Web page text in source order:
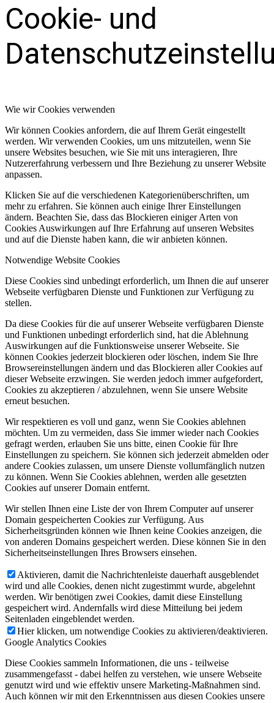
Cookie- und
Wie wir Cookies verwenden
Wir können Cookies anfordern, die auf Ihrem Gerät eingestellt
werden. Wir verwenden Cookies, um uns mitzuteilen, wenn Sie
unsere Websites besuchen, wie Sie mit uns interagieren, Ihre
Nutzererfahrung verbessern und Ihre Beziehung zu unserer Website
anpassen.
Klicken Sie auf die verschiedenen Kategorienüberschriften, um
mehr zu erfahren. Sie können auch einige Ihrer Einstellungen
ändern. Beachten Sie, dass das Blockieren einiger Arten von
Cookies Auswirkungen auf Ihre Erfahrung auf unseren Websites
und auf die Dienste haben kann, die wir anbieten können.
Notwendige Website Cookies
Diese Cookies sind unbedingt erforderlich, um Ihnen die auf unserer
Webseite verfügbaren Dienste und Funktionen zur Verfügung zu
stellen.
Da diese Cookies für die auf unserer Webseite verfügbaren Dienste
und Funktionen unbedingt erforderlich sind, hat die Ablehnung
Auswirkungen auf die Funktionsweise unserer Webseite. Sie
können Cookies jederzeit blockieren oder löschen, indem Sie Ihre
Browsereinstellungen ändern und das Blockieren aller Cookies auf
dieser Webseite erzwingen. Sie werden jedoch immer aufgefordert,
Cookies zu akzeptieren / abzulehnen, wenn Sie unsere Website
erneut besuchen.
Wir respektieren es voll und ganz, wenn Sie Cookies ablehnen
möchten. Um zu vermeiden, dass Sie immer wieder nach Cookies
gefragt werden, erlauben Sie uns bitte, einen Cookie für Ihre
Einstellungen zu speichern. Sie können sich jederzeit abmelden oder
andere Cookies zulassen, um unsere Dienste vollumfänglich nutzen
zu können. Wenn Sie Cookies ablehnen, werden alle gesetzten
Cookies auf unserer Domain entfernt.
Wir stellen Ihnen eine Liste der von Ihrem Computer auf unserer
Domain gespeicherten Cookies zur Verfügung. Aus
Sicherheitsgründen können wie Ihnen keine Cookies anzeigen, die
von anderen Domains gespeichert werden. Diese können Sie in den
Sicherheitseinstellungen Ihres Browsers einsehen.
Aktivieren, damit die Nachrichtenleiste dauerhaft ausgeblendet
wird und alle Cookies, denen nicht zugestimmt wurde, abgelehnt
werden. Wir benötigen zwei Cookies, damit diese Einstellung
gespeichert wird. Andernfalls wird diese Mitteilung bei jedem
Seitenladen eingeblendet werden.
Hier klicken, um notwendige Cookies zu aktivieren/deaktivieren.
Google Analytics Cookies
Diese Cookies sammeln Informationen, die uns - teilweise
zusammengefasst - dabei helfen zu verstehen, wie unsere Webseite
genutzt wird und wie effektiv unsere Marketing-Maßnahmen sind.
Auch können wir mit den Erkenntnissen aus diesen Cookies unsere